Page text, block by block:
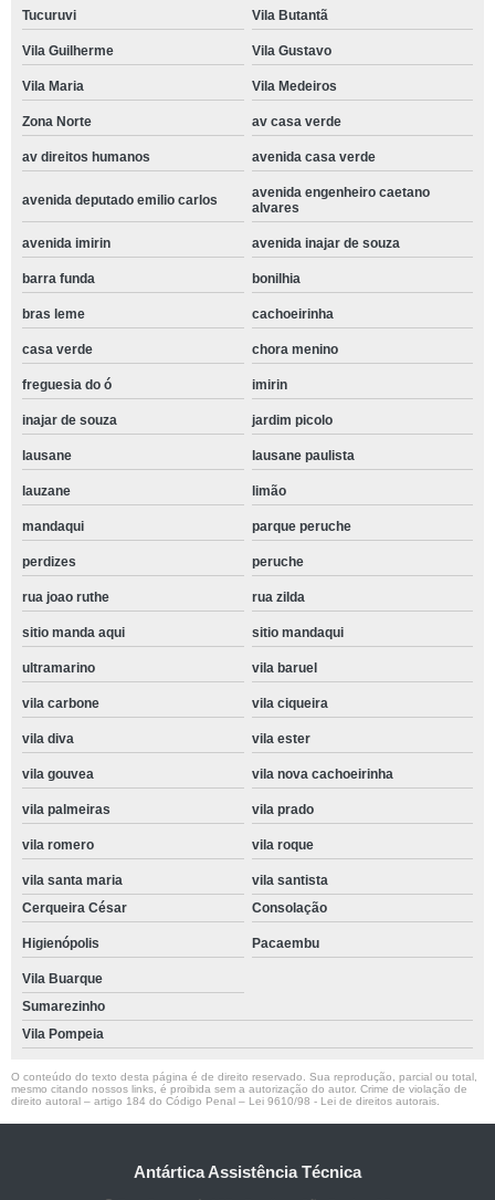
Tucuruvi Vila Butantã
Vila Guilherme Vila Gustavo
Vila Maria Vila Medeiros
Zona Norte av casa verde
av direitos humanos avenida casa verde
avenida deputado emilio carlos
avenida engenheiro caetano
alvares
avenida imirin avenida inajar de souza
barra funda bonilhia
bras leme cachoeirinha
casa verde chora menino
freguesia do ó imirin
inajar de souza jardim picolo
lausane lausane paulista
lauzane limão
mandaqui parque peruche
perdizes peruche
rua joao ruthe rua zilda
sitio manda aqui sitio mandaqui
ultramarino vila baruel
vila carbone vila ciqueira
vila diva vila ester
vila gouvea vila nova cachoeirinha
vila palmeiras vila prado
vila romero vila roque
vila santa maria
vila santista
Cerqueira César
Consolação
Higienópolis Pacaembu
Vila Buarque
Sumarezinho
Vila Pompeia
O conteúdo do texto desta página é de direito reservado. Sua reprodução, parcial ou total,
mesmo citando nossos links, é proibida sem a autorização do autor. Crime de violação de
direito autoral – artigo 184 do Código Penal – Lei 9610/98 - Lei de direitos autorais
Antártica Assistência Técnica